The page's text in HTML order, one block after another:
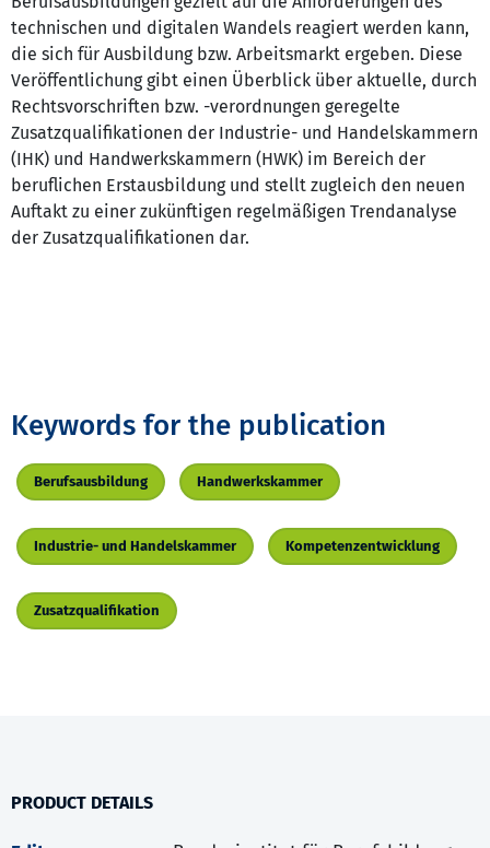
technischen und digitalen Wandels reagiert werden kann,
die sich für Ausbildung bzw. Arbeitsmarkt ergeben. Diese
Veröffentlichung gibt einen Überblick über aktuelle, durch
Rechtsvorschriften bzw. -verordnungen geregelte
Zusatzqualifikationen der Industrie- und Handelskammern
(IHK) und Handwerkskammern (HWK) im Bereich der
beruflichen Erstausbildung und stellt zugleich den neuen
Auftakt zu einer zukünftigen regelmäßigen Trendanalyse
der Zusatzqualifikationen dar.
Keywords for the publication
Berufsausbildung Handwerkskammer
Industrie- und Handelskammer Kompetenzentwicklung
Zusatzqualifikation
PRODUCT DETAILS